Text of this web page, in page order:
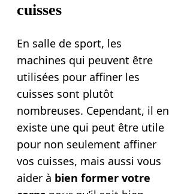
cuisses
En salle de sport, les
machines qui peuvent être
utilisées pour affiner les
cuisses sont plutôt
nombreuses. Cependant, il en
existe une qui peut être utile
pour non seulement affiner
vos cuisses, mais aussi vous
aider à bien former votre